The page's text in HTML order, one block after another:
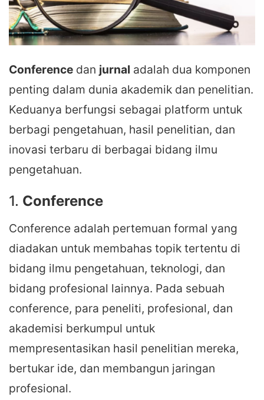
Conference dan jurnal adalah dua komponen
penting dalam dunia akademik dan penelitian.
Keduanya berfungsi sebagai platform untuk
berbagi pengetahuan, hasil penelitian, dan
inovasi terbaru di berbagai bidang ilmu
pengetahuan.
1. Conference
Conference adalah pertemuan formal yang
diadakan untuk membahas topik tertentu di
bidang ilmu pengetahuan, teknologi, dan
bidang profesional lainnya. Pada sebuah
conference, para peneliti, profesional, dan
akademisi berkumpul untuk
mempresentasikan hasil penelitian mereka,
bertukar ide, dan membangun jaringan
profesional.